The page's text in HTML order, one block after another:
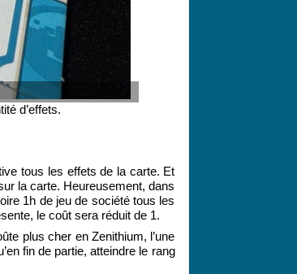
d’effets.
tous les effets de la carte. Et
la carte. Heureusement, dans
1h de jeu de société tous les
le coût sera réduit de 1.
plus cher en Zenithium, l’une
fin de partie, atteindre le rang